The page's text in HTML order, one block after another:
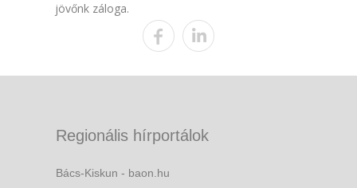
jövőnk záloga.
Regionális hírportálok
Bács-Kiskun - baon.hu